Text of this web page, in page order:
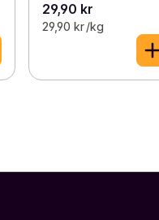
29,90 kr
29,90 kr /kg